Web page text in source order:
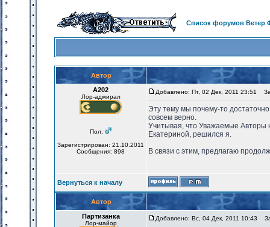
Список форумов Ветер
Автор
А202
Лор-адмирал
Пол:
Зарегистрирован: 21.10.2011
Сообщения: 898
Добавлено: Пт, 02 Дек, 2011 23:51
Эту тему мы почему-то
совсем верно.
Учитывая, что Уважаемые Авторы
Екатериной, решился я.
В связи с этим, предлагаю
Вернуться к началу
Автор
Партизанка
Лор-майор
Добавлено: Вс, 04 Дек, 2011 10:43